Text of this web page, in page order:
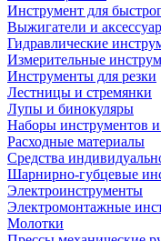
Инструмент для
Выжигатели и
Гидравлические
Измерительные
Инструменты для резки
Лестницы и стремянки
Лупы и бинокуляры
Наборы инструментов и
Расходные материалы
Средства
Шарнирно-губцевые
Электроинструменты
Электромонтажные
Молотки